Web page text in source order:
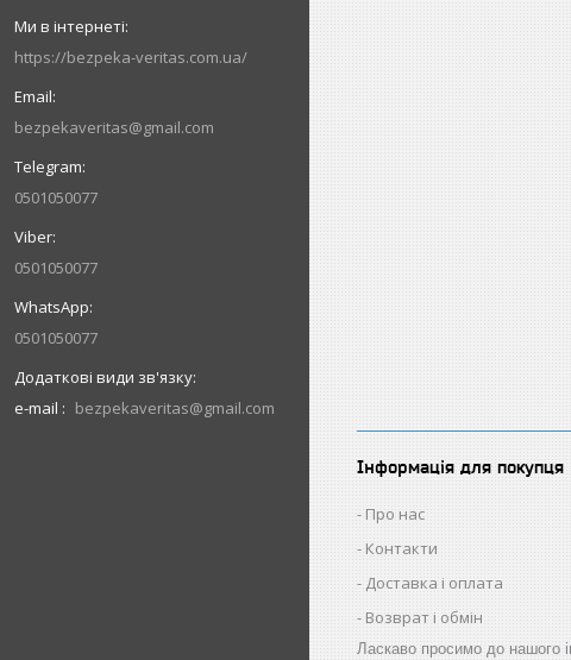
https://bezpeka-veritas.com.ua/
bezpekaveritas@gmail.com
0501050077
0501050077
0501050077
e-mail bezpekaveritas@gmail.com
Інформація для покупця
Про нас
Контакти
Доставка і оплата
Возврат і обмін
Ласкаво просимо до нашого